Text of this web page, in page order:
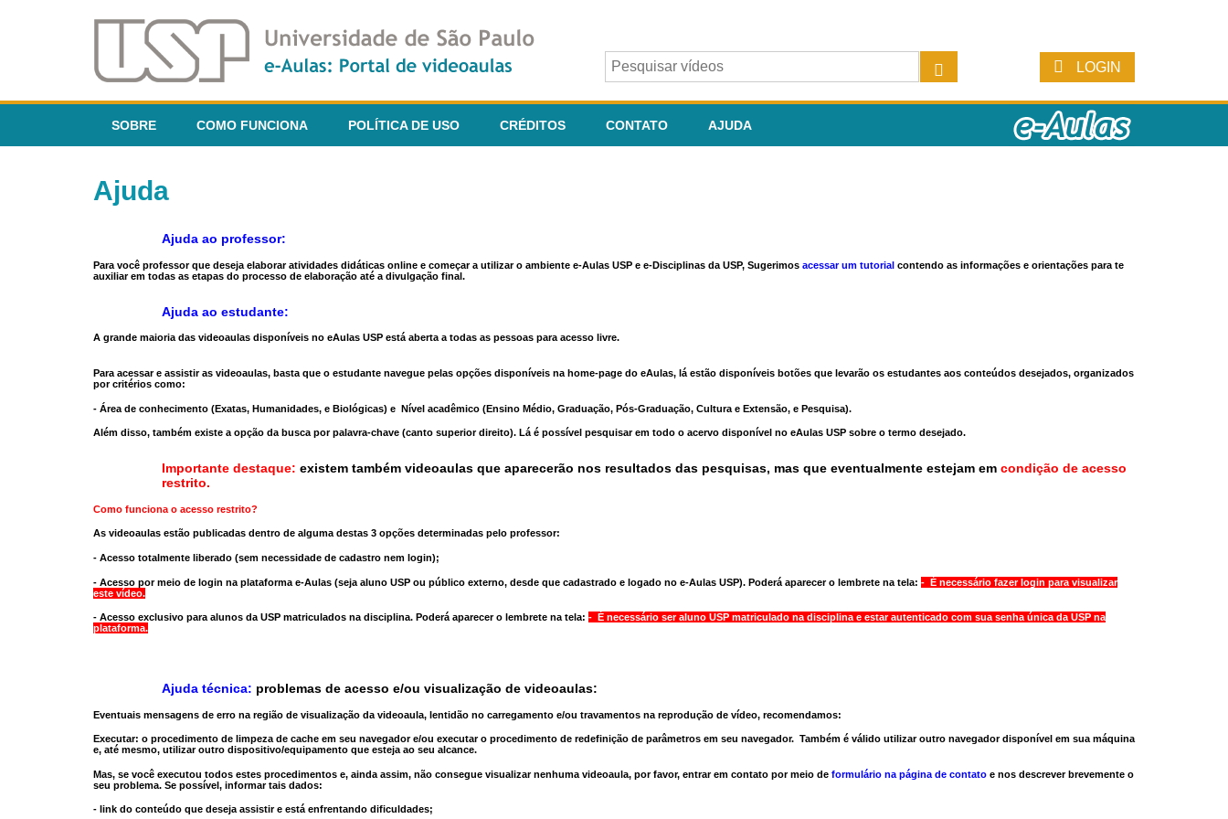
LOGIN
SOBRE COMO FUNCIONA POLÍTICA DE USO CRÉDITOS CONTATO AJUDA
Ajuda
Ajuda ao professor:
Para você professor que deseja elaborar atividades didáticas online e começar a utilizar o ambiente e-Aulas USP e e-Disciplinas da USP, Sugerimos acessar um tutorial contendo as informações e orientações para te
auxiliar em todas as etapas do processo de elaboração até a divulgação final.
Ajuda ao estudante:
A grande maioria das videoaulas disponíveis no eAulas USP está aberta a todas as pessoas para acesso livre.
Para acessar e assistir as videoaulas, basta que o estudante navegue pelas opções disponíveis na home-page do eAulas, lá estão disponíveis botões que levarão os estudantes aos conteúdos desejados, organizados
por critérios como:
- Área de conhecimento (Exatas, Humanidades, e Biológicas) e Nível acadêmico (Ensino Médio, Graduação, Pós-Graduação, Cultura e Extensão, e Pesquisa).
Além disso, também existe a opção da busca por palavra-chave (canto superior direito). Lá é possível pesquisar em todo o acervo disponível no eAulas USP sobre o termo desejado.
Importante destaque: existem também videoaulas que aparecerão nos resultados das pesquisas, mas que eventualmente estejam em condição de acesso
restrito.
Como funciona o acesso restrito?
As videoaulas estão publicadas dentro de alguma destas 3 opções determinadas pelo professor:
- Acesso totalmente liberado (sem necessidade de cadastro nem login);
- Acesso por meio de login na plataforma e-Aulas (seja aluno USP ou público externo, desde que cadastrado e logado no e-Aulas USP). Poderá aparecer o lembrete na tela: - É necessário fazer login para visualizar
este vídeo.
- Acesso exclusivo para alunos da USP matriculados na disciplina. Poderá aparecer o lembrete na tela: - É necessário ser aluno USP matriculado na disciplina e estar autenticado com sua senha única da USP na
plataforma.
Ajuda técnica: problemas de acesso e/ou visualização de videoaulas:
Eventuais mensagens de erro na região de visualização da videoaula, lentidão no carregamento e/ou travamentos na reprodução de vídeo, recomendamos:
Executar: o procedimento de limpeza de cache em seu navegador e/ou executar o procedimento de redefinição de parâmetros em seu navegador. Também é válido utilizar outro navegadordisponível em sua máquina
e, até mesmo, utilizar outro dispositivo/equipamento que esteja ao seu alcance.
Mas, se você executou todos estes procedimentos e, ainda assim, não consegue visualizar nenhuma videoaula, por favor, entrar em contato por meio de formulário na página de contato e nos descrever brevemente o
seu problema. Se possível, informar tais dados:
- link do conteúdo que deseja assistir e está enfrentando dificuldades;